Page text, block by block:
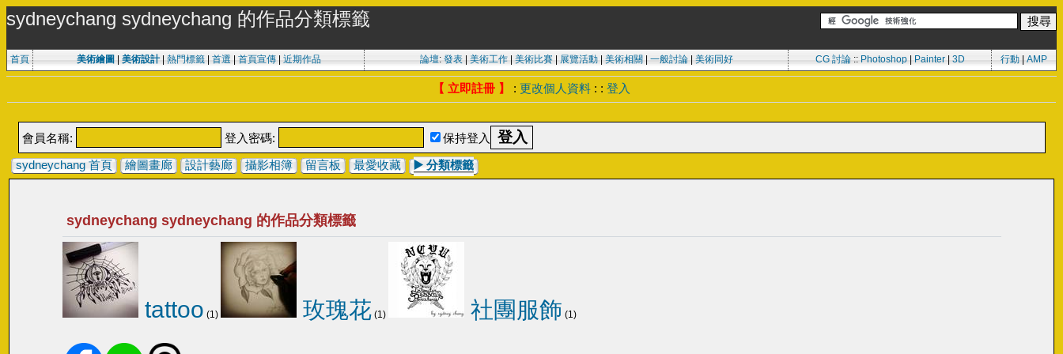
sydneychang sydneychang 的作品分類標籤
首頁 美術繪圖 美術設計| 熱門標籤| 首選 首頁宣傳| 近期作品 論壇: 發表| 美術工作| 美術比賽| 展覽活動| 美術相關 一般討論| 美術同好 CG 討論:: Photoshop| Painter| 3D 行動 AMP
【 立即註冊 】 : 更改個人資料 : : 登入
會員名稱: 登入密碼:
保持登入
sydneychang 首頁
繪圖畫廊 設計藝廊 攝影相簿 留言板 最愛收藏 ▶️ 分類標籤
sydneychang sydneychang 的作品分類標籤
tattoo (1) 玫瑰花(1) 社團服飾 (1)